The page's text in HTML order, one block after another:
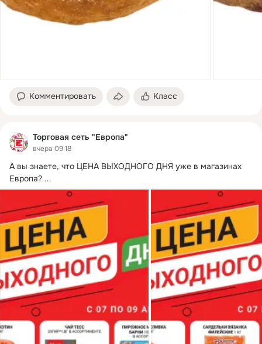
Комментировать Класс
Торговая сеть "Европа"
вчера 09:18
А вы знаете, что ЦЕНА ВЫХОДНОГО ДНЯ уже в магазинах
Европа? ...